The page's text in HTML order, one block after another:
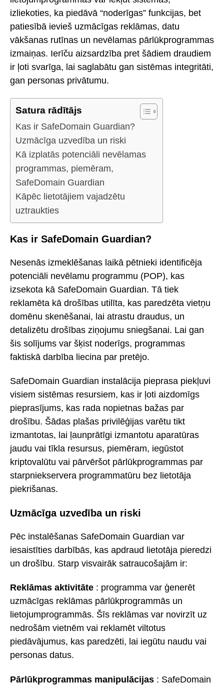
izliekoties, ka piedāvā “noderīgas” funkcijas, bet
patiesībā ievieš uzmācīgas reklāmas, datu
vākšanas rutīnas un nevēlamas pārlūkprogrammas
izmaiņas. Ierīču aizsardzība pret šādiem draudiem
ir ļoti svarīga, lai saglabātu gan sistēmas integritāti,
gan personas privātumu.
Satura rādītājs
Kas ir SafeDomain Guardian?
Uzmācīga uzvedība un riski
Kā izplatās potenciāli nevēlamas
programmas, piemēram,
SafeDomain Guardian
Kāpēc lietotājiem vajadzētu
uztraukties
Kas ir SafeDomain Guardian?
Nesenās izmeklēšanas laikā pētnieki identificēja
potenciāli nevēlamu programmu (POP), kas
izsekota kā SafeDomain Guardian. Tā tiek
reklamēta kā drošības utilīta, kas paredzēta vietņu
domēnu skenēšanai, lai atrastu draudus, un
detalizētu drošības ziņojumu sniegšanai. Lai gan
šis solījums var šķist noderīgs, programmas
faktiskā darbība liecina par pretējo.
SafeDomain Guardian instalācija pieprasa piekļuvi
visiem sistēmas resursiem, kas ir ļoti aizdomīgs
pieprasījums, kas rada nopietnas bažas par
drošību. Šādas plašas privilēģijas varētu tikt
izmantotas, lai ļaunprātīgi izmantotu aparatūras
jaudu vai tīkla resursus, piemēram, iegūstot
kriptovalūtu vai pārvēršot pārlūkprogrammas par
starpniekservera programmatūru bez lietotāja
piekrišanas.
Uzmācīga uzvedība un riski
Pēc instalēšanas SafeDomain Guardian var
iesaistīties darbībās, kas apdraud lietotāja pieredzi
un drošību. Starp visvairāk satraucošajām ir:
Reklāmas aktivitāte : programma var ģenerēt
uzmācīgas reklāmas pārlūkprogrammās un
lietojumprogrammās. Šīs reklāmas var novirzīt uz
nedrošām vietnēm vai reklamēt viltotus
piedāvājumus, kas paredzēti, lai iegūtu naudu vai
personas datus.
Pārlūkprogrammas manipulācijas : SafeDomain